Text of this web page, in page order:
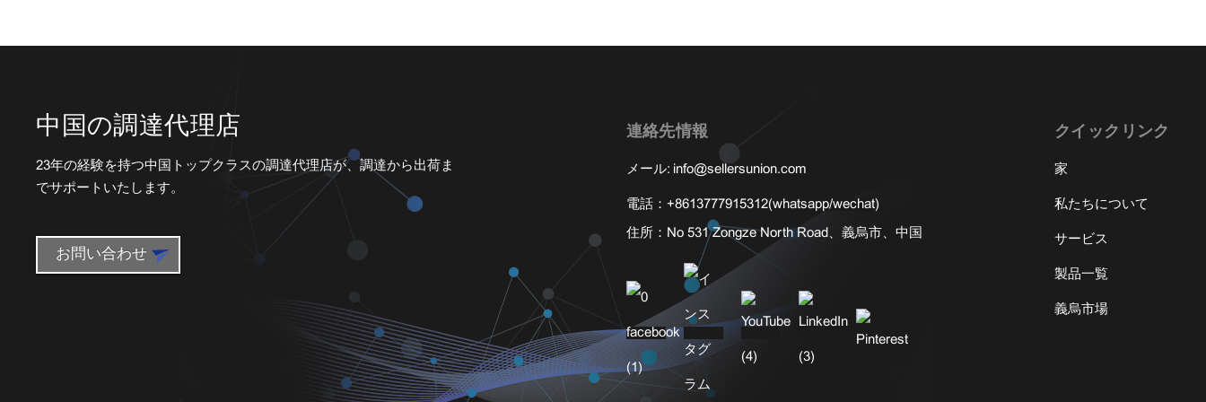
玩具モンテの扉
製幼児用歩行器
子供向け知育玩
具卸売 木製組み
立て玩具 100個
中国の調達代理店
23年の経験を持つ中国トップクラスの調達代理店が、調達から出荷ま
でサポートいたします。
お問い合わせ
連絡先情報
メール: info@sellersunion.com
電話： +8613777915312(whatsapp/wechat)
住所： No 531 Zongze North Road、義烏市、中国
クイックリンク
家
私たちについて
サービス
製品一覧
義烏市場